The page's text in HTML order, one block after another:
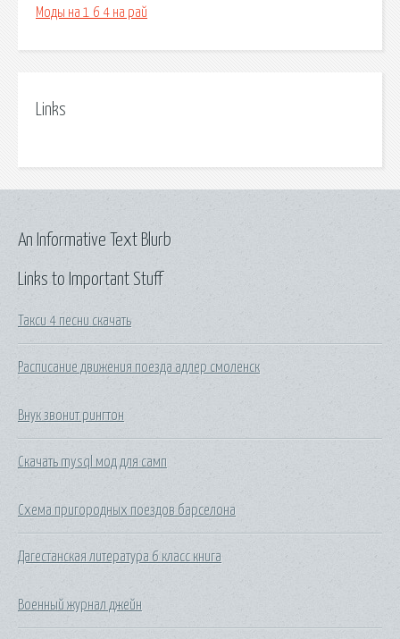
Моды на 1 6 4 на рай
Links
Links to Important Stuff
Такси 4 песни скачать
Расписание движения поезда адлер смоленск
Внук звонит рингтон
Скачать mysql мод для самп
Схема пригородных поездов барселона
Дагестанская литература 6 класс книга
Военный журнал джейн
An Informative Text Blurb